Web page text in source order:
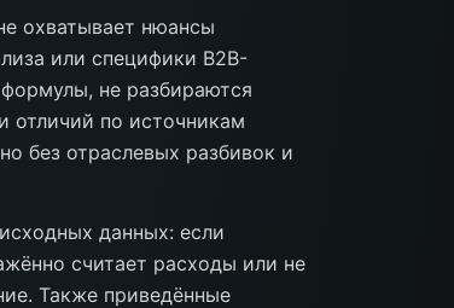
охватывает нюансы
или специфики B2B-
не разбираются
отличий по источникам
без отраслевых разбивок и
данных: если
считает расходы или не
Также приведённые